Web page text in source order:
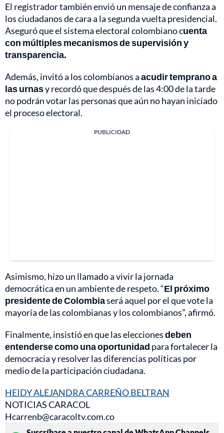
El registrador también envió un mensaje de confianza a
los ciudadanos de cara a la segunda vuelta presidencial.
Aseguró que el sistema electoral colombiano cuenta
con múltiples mecanismos de supervisión y
transparencia.
Además, invitó a los colombianos aacudir temprano a
las urnasy recordó que después de las 4:00 de la tarde
no podrán votar las personas que aún no hayan iniciado
el proceso electoral.
PUBLICIDAD
Asimismo, hizo un llamado a vivir la jornada
democrática en un ambiente de respeto. “El próximo
presidente de Colombiaserá aquel por el que vote la
mayoría de las colombianas y los colombianos”, afirmó.
Finalmente, insistió en que las eleccionesdeben
entenderse como una oportunidad para fortalecer la
democracia y resolver las diferencias políticas por
medio de la participación ciudadana.
HEIDY ALEJANDRA CARREÑO BELTRAN
NOTICIAS CARACOL
Hcarrenb@caracoltv.com.co